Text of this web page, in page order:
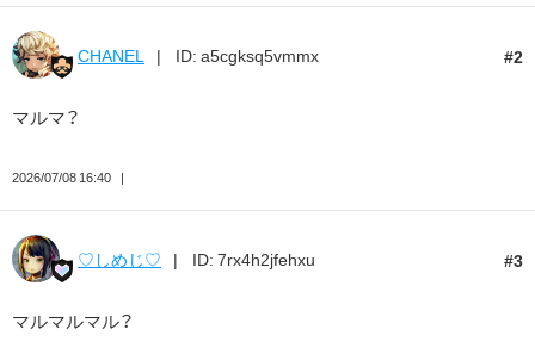
2
CHANEL ID: a5cgksq5vmmx
マルマ？
2026/07/08 16:40
3
♡しめじ♡ ID: 7rx4h2jfehxu
マルマルマル？